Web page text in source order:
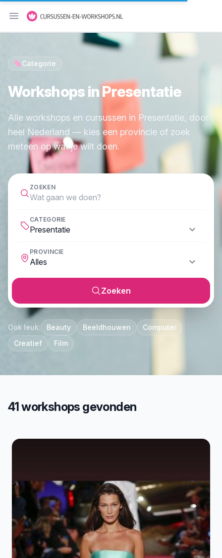
Menu openen
Categorie
Workshops in Presentatie
Alle workshops en cursussen in Presentatie, door
heel Nederland — kies een provincie of zoek
meteen op wat je wilt doen.
ZOEKEN
CATEGORIE
PROVINCIE
Zoeken
Ook leuk: Beauty Beeldhouwen
Computer
Creatief
Film
41 workshops gevonden